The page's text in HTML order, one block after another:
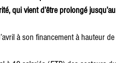
Emploi
qui vient d’être prolongé
à son financement à hauteur